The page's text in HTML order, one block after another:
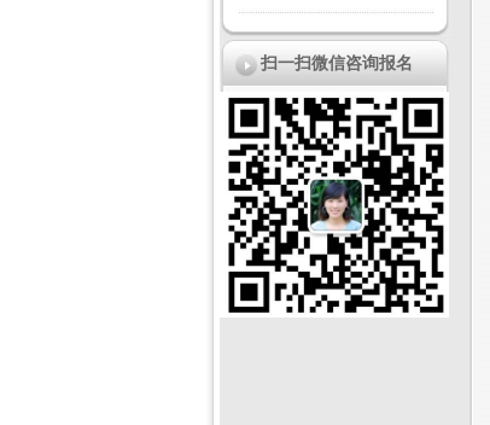
扫一扫微信咨询报名